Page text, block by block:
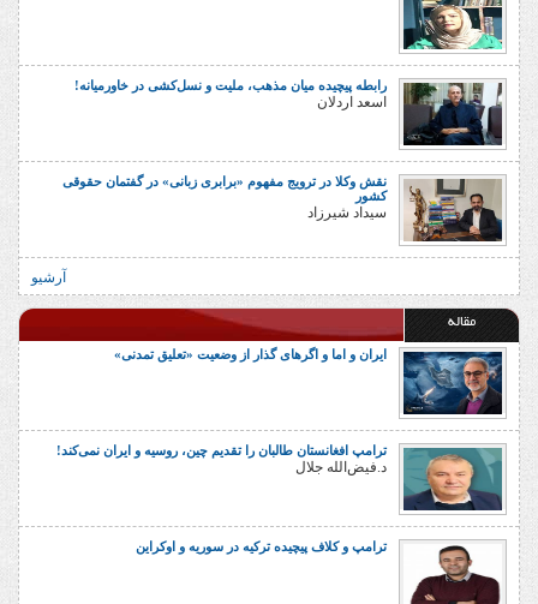
رابطه پیچیده میان مذهب، ملیت و نسل‌کشی در خاورمیانه!
اسعد اردلان
نقش وکلا در ترویج مفهوم «برابری زبانی» در گفتمان حقوقی
کشور
سیداد شیرزاد
آرشیو
مقاله
ایران و اما و اگرهای گذار از وضعیت «تعلیق تمدنی»
ترامپ افغانستان طالبان را تقدیم چین، روسیه و ایران نمی‌کند!
د.فیض‌الله جلال
ترامپ و کلاف پیچیده ترکیه در سوریه و اوکراین